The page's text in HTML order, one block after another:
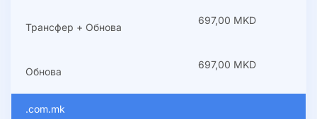
Трансфер + Обнова
697,00 MKD
Обнова
697,00 MKD
.com.mk